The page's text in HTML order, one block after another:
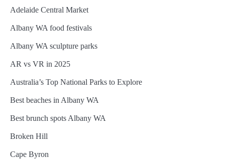
Adelaide Central Market
Albany WA food festivals
Albany WA sculpture parks
AR vs VR in 2025
Australia’s Top National Parks to Explore
Best beaches in Albany WA
Best brunch spots Albany WA
Broken Hill
Cape Byron